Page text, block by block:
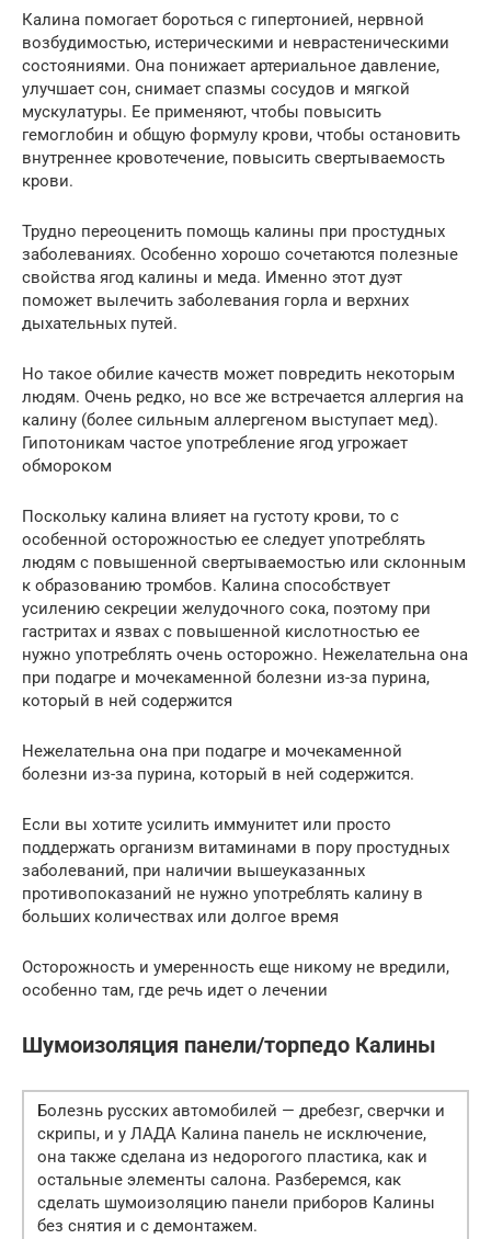
Калина помогает бороться с гипертонией, нервной
возбудимостью, истерическими и неврастеническими
состояниями. Она понижает артериальное давление,
улучшает сон, снимает спазмы сосудов и мягкой
мускулатуры. Ее применяют, чтобы повысить
гемоглобин и общую формулу крови, чтобы остановить
внутреннее кровотечение, повысить свертываемость
крови.
Трудно переоценить помощь калины при простудных
заболеваниях. Особенно хорошо сочетаются полезные
свойства ягод калины и меда. Именно этот дуэт
поможет вылечить заболевания горла и верхних
дыхательных путей.
Но такое обилие качеств может повредить некоторым
людям. Очень редко, но все же встречается аллергия на
калину (более сильным аллергеном выступает мед).
Гипотоникам частое употребление ягод угрожает
обмороком
Поскольку калина влияет на густоту крови, то с
особенной осторожностью ее следует употреблять
людям с повышенной свертываемостью или склонным
к образованию тромбов. Калина способствует
усилению секреции желудочного сока, поэтому при
гастритах и язвах с повышенной кислотностью ее
нужно употреблять очень осторожно. Нежелательна она
при подагре и мочекаменной болезни из-за пурина,
который в ней содержится
Нежелательна она при подагре и мочекаменной
болезни из-за пурина, который в ней содержится.
Если вы хотите усилить иммунитет или просто
поддержать организм витаминами в пору простудных
заболеваний, при наличии вышеуказанных
противопоказаний не нужно употреблять калину в
больших количествах или долгое время
Осторожность и умеренность еще никому не вредили,
особенно там, где речь идет о лечении
Шумоизоляция панели/торпедо Калины
Болезнь русских автомобилей — дребезг, сверчки и
скрипы, и у ЛАДА Калина панель не исключение,
она также сделана из недорогого пластика, как и
остальные элементы салона. Разберемся, как
сделать шумоизоляцию панели приборов Калины
без снятия и с демонтажем.